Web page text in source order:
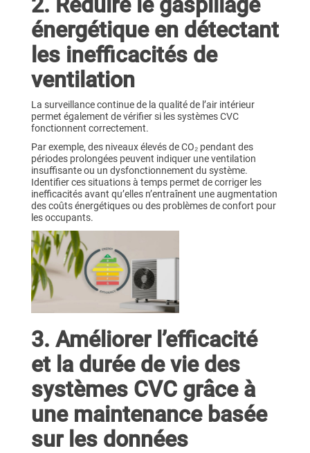
énergétique en détectant
les inefficacités de
ventilation
La surveillance continue de la qualité de l’air intérieur
permet également de vérifier si les systèmes CVC
fonctionnent correctement.
Par exemple, des niveaux élevés de CO₂ pendant des
périodes prolongées peuvent indiquer une ventilation
insuffisante ou un dysfonctionnement du système.
Identifier ces situations à temps permet de corriger les
inefficacités avant qu’elles n’entraînent une augmentation
des coûts énergétiques ou des problèmes de confort pour
les occupants.
3. Améliorer l’efficacité
et la durée de vie des
systèmes CVC grâce à
une maintenance basée
sur les données